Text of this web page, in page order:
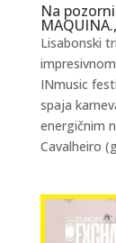
Na
Lisabonski
INmusic
spaja
energičnim
Cavalheiro